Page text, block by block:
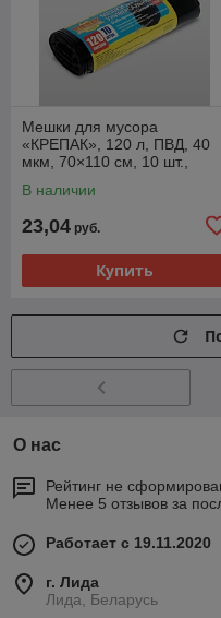
Мешки для мусора
«КРЕПАК», 120 л, ПВД, 40
мкм, 70×110 см, 10 шт.,
В наличии
23,04 руб.
Купить
О нас
Рейтинг не
Менее 5 отзывов за
Работает с 19.11.2020
г. Лида
Лида, Беларусь